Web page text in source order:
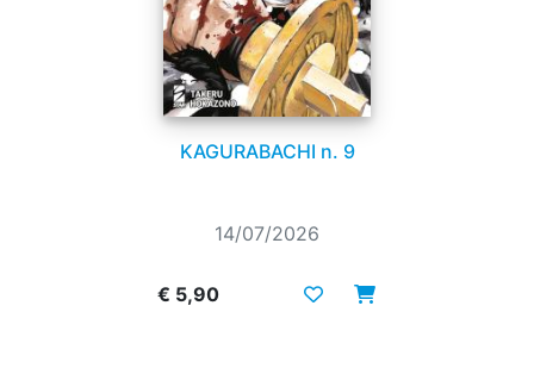
KAGURABACHI n. 9
14/07/2026
€ 5,90